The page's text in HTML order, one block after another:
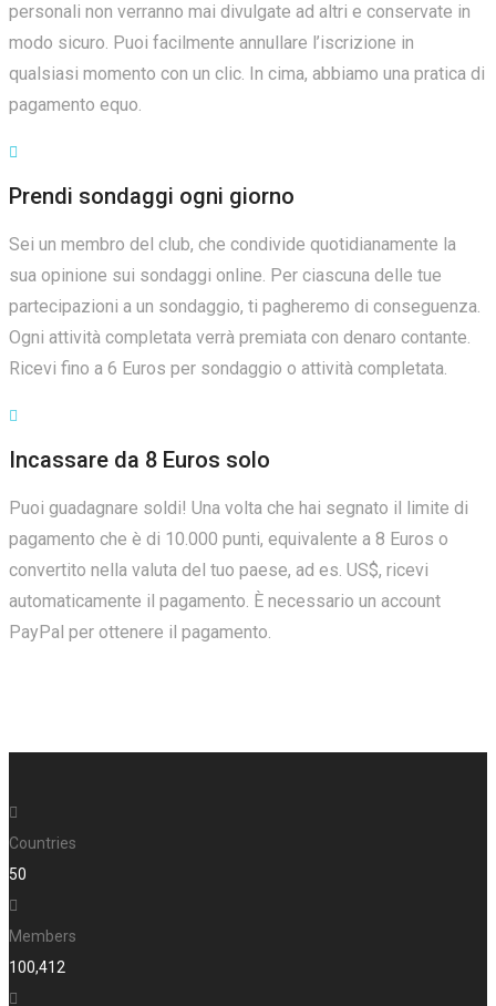
personali non verranno mai divulgate ad altri e conservate in
modo sicuro. Puoi facilmente annullare l’iscrizione in
qualsiasi momento con un clic. In cima, abbiamo una pratica di
pagamento equo.
Prendi sondaggi ogni giorno
Sei un membro del club, che condivide quotidianamente la
sua opinione sui sondaggi online. Per ciascuna delle tue
partecipazioni a un sondaggio, ti pagheremo di conseguenza.
Ogni attività completata verrà premiata con denaro contante.
Ricevi fino a 6 Euros per sondaggio o attività completata.
Incassare da 8 Euros solo
Puoi guadagnare soldi! Una volta che hai segnato il limite di
pagamento che è di 10.000 punti, equivalente a 8 Euros o
convertito nella valuta del tuo paese, ad es. US$, ricevi
automaticamente il pagamento. È necessario un account
PayPal per ottenere il pagamento.
Countries
50
Members
100,412